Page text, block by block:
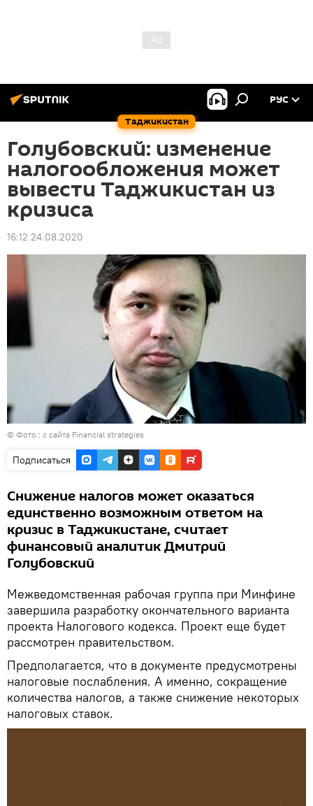
Таджикистан
РУС
Голубовский: изменение
налогообложения может
вывести Таджикистан из
кризиса
16:12 24.08.2020
© Фото : с сайта Financial strategies
Подписаться
Снижение налогов может оказаться
единственно возможным ответом на
кризис в Таджикистане, считает
финансовый аналитик Дмитрий
Голубовский
Межведомственная рабочая группа при Минфине
завершила разработку окончательного варианта
проекта Налогового кодекса. Проект еще будет
рассмотрен правительством.
Предполагается, что в документе предусмотрены
налоговые послабления. А именно, сокращение
количества налогов, а также снижение некоторых
налоговых ставок.